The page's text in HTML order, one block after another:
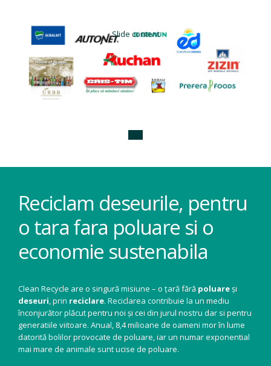
Slide content
Reciclam deseurile, pentru
o tara fara poluare si o
economie sustenabila
Clean Recycle are o singură misiune – o țară fără poluareși
deseuri, prin reciclare. Reciclarea contribuie la un mediu
înconjurător plăcut pentru noi și cei din jurul nostru dar si pentru
generatiile viitoare. Anual, 8,4 milioane de oameni mor în lume
datorită bolilor provocate de poluare, iar un numar exponential
mai mare de animale sunt ucise de poluare.